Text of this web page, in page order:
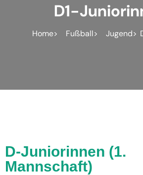
D1-
Home Fußball Jugend
D-Juniorinnen (1.
Mannschaft)